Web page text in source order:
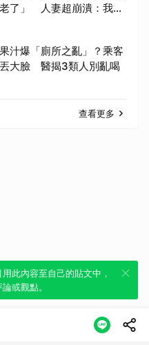
了」 人妻超崩潰：我像
汁爆「廁所之亂」？乘客
大臉 醫揭3類人別亂喝
查看更多
此內容，透過發布貼
場。
此內容至自己的貼文中，
或觀點。